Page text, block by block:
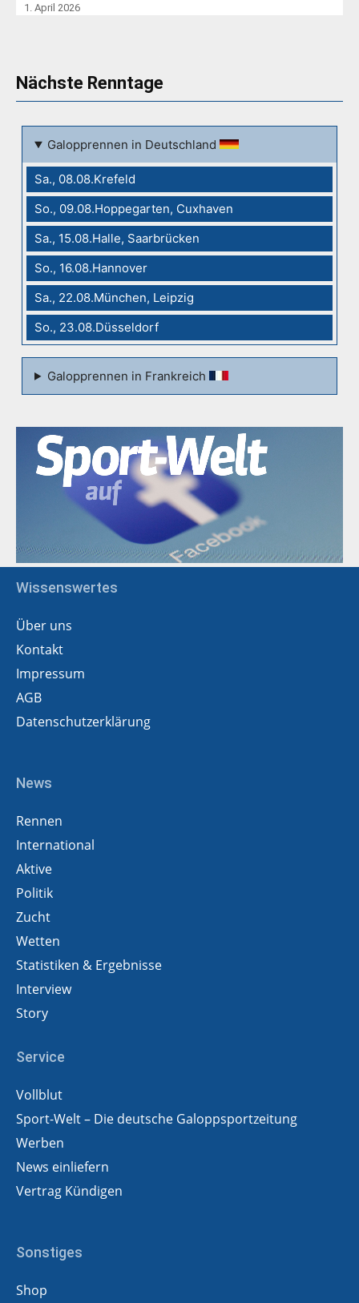
1. April 2026
Nächste Renntage
Galopprennen in Deutschland
Sa., 08.08.Krefeld
So., 09.08.Hoppegarten, Cuxhaven
Sa., 15.08.Halle, Saarbrücken
So., 16.08.Hannover
Sa., 22.08.München, Leipzig
So., 23.08.Düsseldorf
Galopprennen in Frankreich
Wissenswertes
Über uns
Kontakt
Impressum
AGB
Datenschutzerklärung
News
Rennen
International
Aktive
Politik
Zucht
Wetten
Statistiken & Ergebnisse
Interview
Story
Service
Vollblut
Sport-Welt – Die deutsche Galoppsportzeitung
Werben
News einliefern
Vertrag Kündigen
Sonstiges
Shop